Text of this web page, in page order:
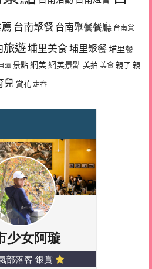
台南聚餐 台南聚餐餐廳 台南賞
旅遊埔里美食 埔里聚餐埔里餐
潭 景點 網美網美景點 美拍 美食 親子 親
兒 賞花 走春